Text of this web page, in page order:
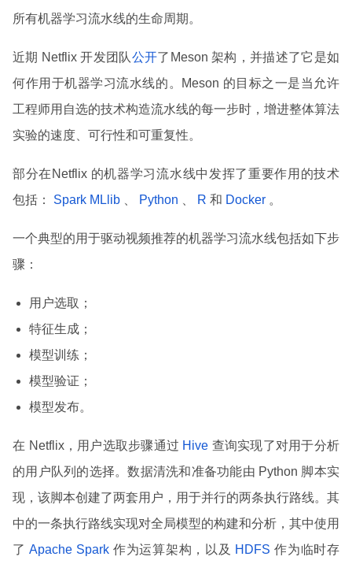
所有机器学习流水线的生命周期。
近期 Netflix 开发团队公开了Meson 架构，并描述了它是如
何作用于机器学习流水线的。Meson 的目标之一是当允许
工程师用自选的技术构造流水线的每一步时，增进整体算法
实验的速度、可行性和可重复性。
部分在Netflix 的机器学习流水线中发挥了重要作用的技术
包括：
Spark MLlib Python R 和 Docker 。
一个典型的用于驱动视频推荐的机器学习流水线包括如下步
骤：
用户选取；
特征生成；
模型训练；
模型验证；
模型发布。
在 Netflix，用户选取步骤通过 Hive 查询实现了对用于分析
的用户队列的选择。数据清洗和准备功能由 Python 脚本实
现，该脚本创建了两套用户，用于并行的两条执行路线。其
中的一条执行路线实现对全局模型的构建和分析，其中使用
了 Apache Spark 作为运算架构，以及 HDFS作为临时存